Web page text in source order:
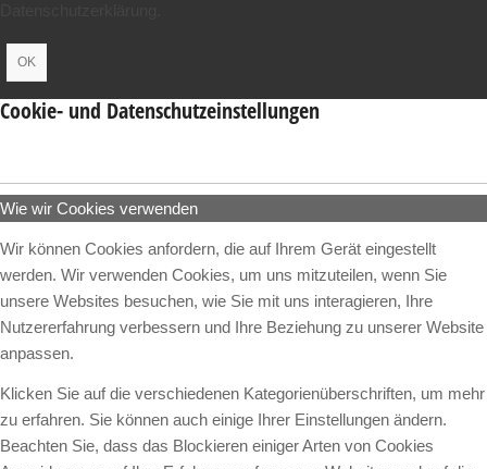
OK
Cookie- und Datenschutzeinstellungen
Wie wir Cookies verwenden
Wir können Cookies anfordern, die auf Ihrem Gerät eingestellt
werden. Wir verwenden Cookies, um uns mitzuteilen, wenn Sie
unsere Websites besuchen, wie Sie mit uns interagieren, Ihre
Nutzererfahrung verbessern und Ihre Beziehung zu unserer Website
anpassen.
Klicken Sie auf die verschiedenen Kategorienüberschriften, um mehr
zu erfahren. Sie können auch einige Ihrer Einstellungen ändern.
Beachten Sie, dass das Blockieren einiger Arten von Cookies